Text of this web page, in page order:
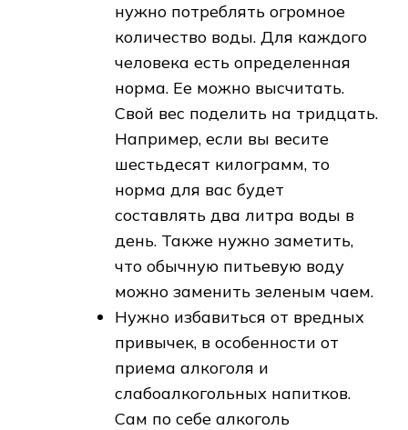
нужно потреблять огромное
количество воды. Для каждого
человека есть определенная
норма. Ее можно высчитать.
Свой вес поделить на тридцать.
Например, если вы весите
шестьдесят килограмм, то
норма для вас будет
составлять два литра воды в
день. Также нужно заметить,
что обычную питьевую воду
можно заменить зеленым чаем.
Нужно избавиться от вредных
привычек, в особенности от
приема алкоголя и
слабоалкогольных напитков.
Сам по себе алкоголь